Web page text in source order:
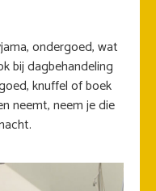
ondergoed, wat
bij dagbehandeling
knuffel of boek
neemt, neem je die